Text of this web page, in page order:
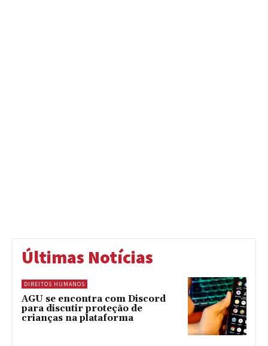
Últimas Notícias
DIREITOS HUMANOS
AGU se encontra com Discord
para discutir proteção de
crianças na plataforma